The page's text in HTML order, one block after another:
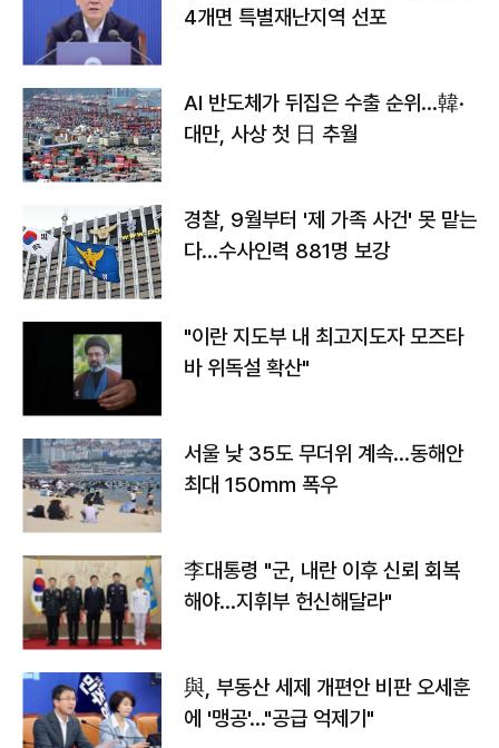
4개면 특별재난지역 선포
AI 반도체가 뒤집은 수출 순위…韓·
대만, 사상 첫 日 추월
경찰, 9월부터 '제 가족 사건' 못 맡는
다…수사인력 881명 보강
"이란 지도부 내 최고지도자 모즈타
바 위독설 확산"
서울 낮 35도 무더위 계속…동해안
최대 150㎜ 폭우
李대통령 "군, 내란 이후 신뢰 회복
해야…지휘부 헌신해달라"
與, 부동산 세제 개편안 비판 오세훈
에 '맹공'…"공급 억제기"